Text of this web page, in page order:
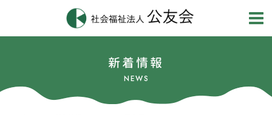
新着情報
NEWS